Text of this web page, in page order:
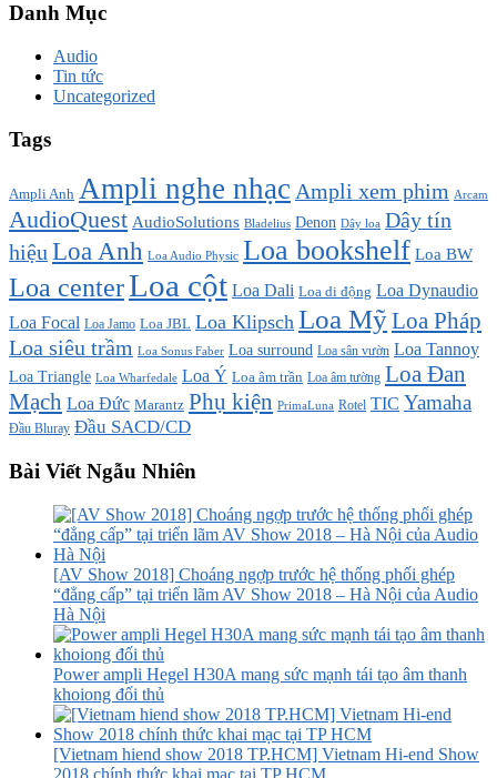
Danh Mục
Audio
Tin tức
Uncategorized
Tags
Ampli Anh Ampli nghe nhạc Ampli xem phim Arcam
AudioQuest AudioSolutions Bladelius Denon Dây loa Dây tín
hiệu Loa Anh Loa Audio Physic Loa bookshelf Loa BW
Loa centerLoa cột Loa Dali Loa di động Loa Dynaudio
Loa Focal Loa Jamo Loa JBL Loa Klipsch Loa MỹLoa Pháp
Loa siêu trầm Loa Sonus Faber Loa surround Loa sân vườn Loa Tannoy
Loa Triangle Loa Wharfedale Loa Ý Loa âm trần Loa âm tường Loa Đan
Mạch Loa Đức Marantz Phụ kiện PrimaLuna Rotel TIC Yamaha
Đầu Bluray Đầu SACD/CD
Bài Viết Ngẫu Nhiên
[AV Show 2018] Choáng ngợp trước hệ thống phối ghép
“đẳng cấp” tại triển lãm AV Show 2018 – Hà Nội của Audio
Hà Nội
Power ampli Hegel H30A mang sức mạnh tái tạo âm thanh
khoiong đối thủ
[Vietnam hiend show 2018 TP.HCM] Vietnam Hi-end Show
2018 chính thức khai mạc tại TP HCM